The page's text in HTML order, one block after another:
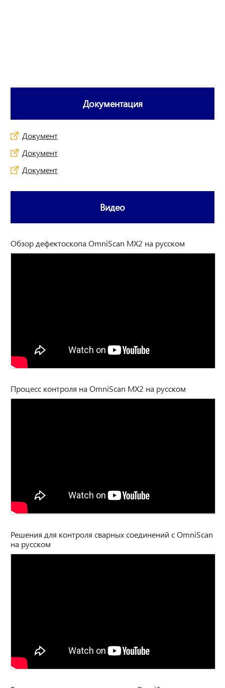
Документация
Документ
Документ
Документ
Видео
Обзор дефектоскопа OmniScan MX2 на русском
Процесс контроля на OmniScan MX2 на русском
Решения для контроля сварных соединений с OmniScan
на русском